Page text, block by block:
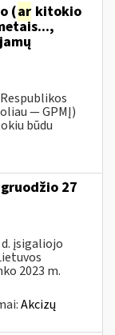
(ar kitokio
— GPMĮ)
būdu
27
įsigaliojo
2023 m.
Akcizų